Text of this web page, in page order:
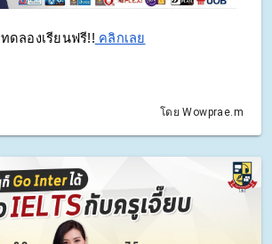
ทดลองเรียนฟรี!! คลิกเลย
โดย Wowprae.m